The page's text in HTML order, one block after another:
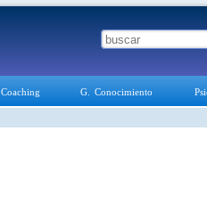
Coaching G. Conocimiento